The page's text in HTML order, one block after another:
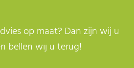
op maat? Dan zijn wij u
bellen wij u terug!